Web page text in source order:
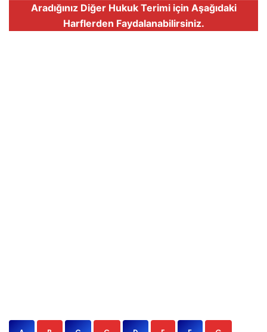
Aradığınız Diğer Hukuk Terimi için Aşağıdaki
Harflerden Faydalanabilirsiniz.